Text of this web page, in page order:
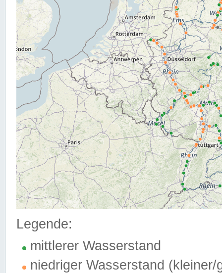
Legende:
mittlerer Wasserstand
niedriger Wasserstand (kleiner/